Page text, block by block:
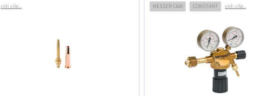
vidi više... MESSER C&W CONSTANT vidi više...